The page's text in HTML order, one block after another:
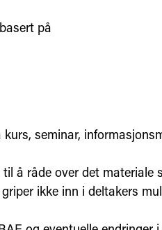
på
seminar,
å råde over det materiale
ikke inn i deltakers